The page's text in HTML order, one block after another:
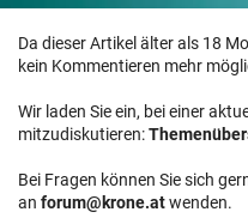
Da dieser Artikel älter als 18
kein Kommentieren mehr
Wir laden Sie ein, bei einer
mitzudiskutieren:
Bei Fragen können Sie sich
an forum@krone.atwenden.